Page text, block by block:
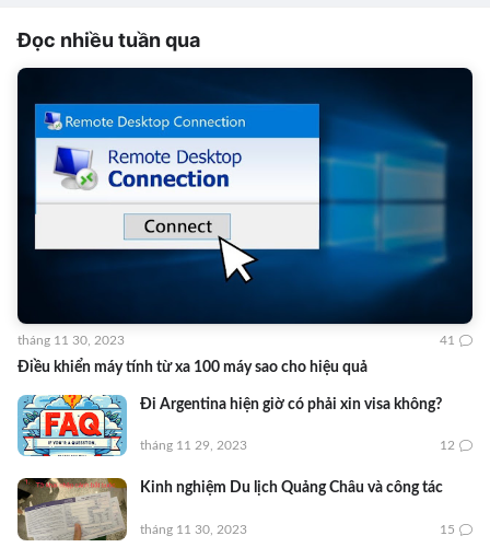
Đọc nhiều tuần qua
Điều khiển máy tính từ xa 100 máy sao cho hiệu quả
tháng 11 30, 2023 41
Đi Argentina hiện giờ có phải xin visa không?
tháng 11 29, 2023 12
Kinh nghiệm Du lịch Quảng Châu và công tác
tháng 11 30, 2023 15